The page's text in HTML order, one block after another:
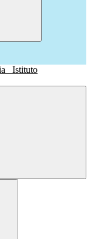
Istituto